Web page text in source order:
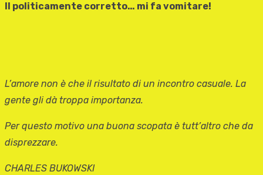
Il politicamente corretto… mi fa vomitare!
L’amore non è che il risultato di un incontro casuale. La
gente gli dà troppa importanza.
Per questo motivo una buona scopata è tutt’altro che da
disprezzare.
CHARLES BUKOWSKI